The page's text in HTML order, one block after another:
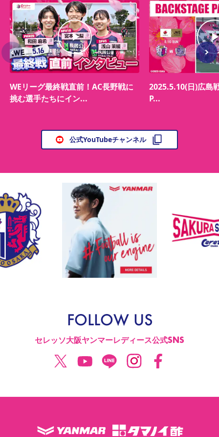
WEリーグ最終戦直前！AC長野戦に
挑む選手たちにイン...
2025.5.10(日)広島
P...
公式YouTubeチャンネル
FOLLOW US
セレッソ大阪ヤンマーレディース公式SNS